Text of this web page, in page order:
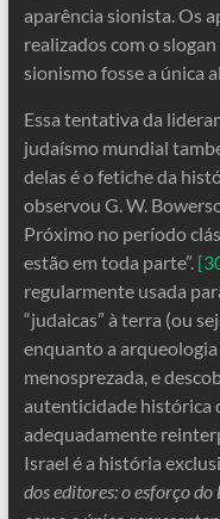
aparência sionista. Os
realizados com o slogan
sionismo fosse a única
Essa tentativa da
judaísmo mundial
delas é o fetiche da
observou G. W.
Próximo no período
estão em toda parte”.
regularmente usada
“judaicas” à terra (ou
enquanto a
menosprezada, e
autenticidade histórica
adequadamente
Israel é a história
dos editores: o esforço do